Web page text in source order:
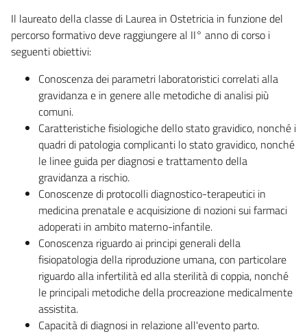
Il laureato della classe di Laurea in Ostetricia in funzione del
percorso formativo deve raggiungere al II° anno di corso i
seguenti obiettivi:
Conoscenza dei parametri laboratoristici correlati alla
gravidanza e in genere alle metodiche di analisi più
comuni.
Caratteristiche fisiologiche dello stato gravidico, nonché i
quadri di patologia complicanti lo stato gravidico, nonché
le linee guida per diagnosi e trattamento della
gravidanza a rischio.
Conoscenze di protocolli diagnostico-terapeutici in
medicina prenatale e acquisizione di nozioni sui farmaci
adoperati in ambito materno-infantile.
Conoscenza riguardo ai principi generali della
fisiopatologia della riproduzione umana, con particolare
riguardo alla infertilità ed alla sterilità di coppia, nonché
le principali metodiche della procreazione medicalmente
assistita.
Capacità di diagnosi in relazione all'evento parto.